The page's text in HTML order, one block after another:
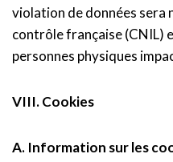
violation de données sera
contrôle française (CNIL)
personnes physiques
VIII. Cookies
A. Information sur les